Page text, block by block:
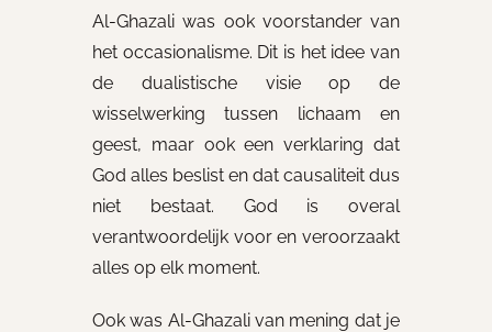
Al-Ghazali was ook voorstander van
het occasionalisme. Dit is het idee van
de dualistische visie op de
wisselwerking tussen lichaam en
geest, maar ook een verklaring dat
God alles beslist en dat causaliteit dus
niet bestaat. God is overal
verantwoordelijk voor en veroorzaakt
alles op elk moment.
Ook was Al-Ghazali van mening dat je